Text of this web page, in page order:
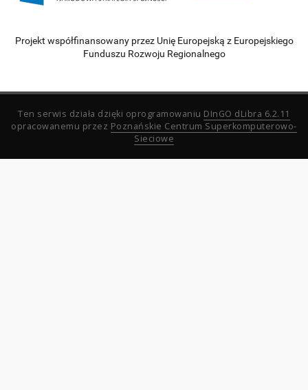
Projekt współfinansowany przez Unię Europejską z Europejskiego
Funduszu Rozwoju Regionalnego
Ten serwis działa dzięki oprogramowaniu DInGO dLibra 6.2.11
opracowanemu przez Poznańskie Centrum Superkomputerowo-
Sieciowe